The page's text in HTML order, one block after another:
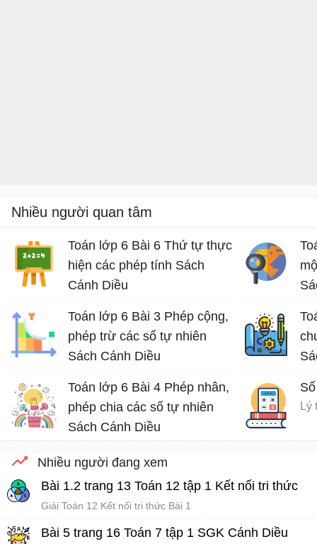
Nhiều người quan tâm
Toán lớp 6 Bài 6 Thứ tự thực
hiện các phép tính Sách
Cánh Diều
Toán lớp 6 Bài 3 Phép cộng,
phép trừ các số tự nhiên
Sách Cánh Diều
Toán lớp 6 Bài 4 Phép nhân,
phép chia các số tự nhiên
Sách Cánh Diều
Lý
Nhiều người đang xem
Bài 1.2 trang 13 Toán 12 tập 1 Kết nối tri thức
Giải Toán 12 Kết nối tri thức Bài 1
Bài 5 trang 16 Toán 7 tập 1 SGK Cánh Diều